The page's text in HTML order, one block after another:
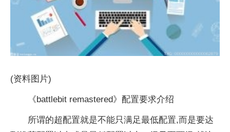
(资料图片)
《battlebit remastered》配置要求介绍
所谓的超配置就是不能只满足最低配置,而是要达